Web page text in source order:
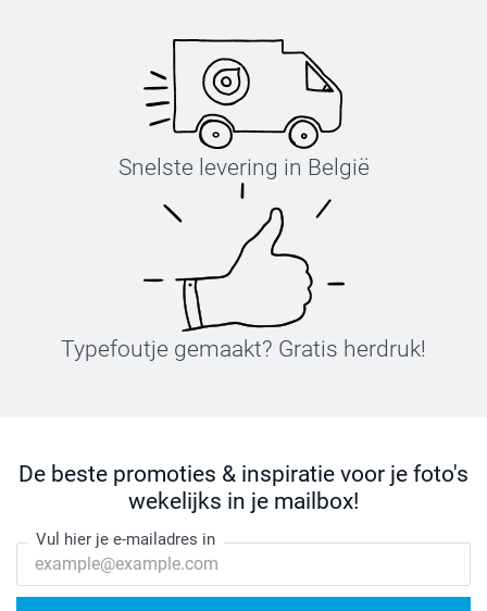
Snelste levering in België
Typefoutje gemaakt? Gratis herdruk!
De beste promoties & inspiratie voor je foto's
wekelijks in je mailbox!
Vul hier je e-mailadres in